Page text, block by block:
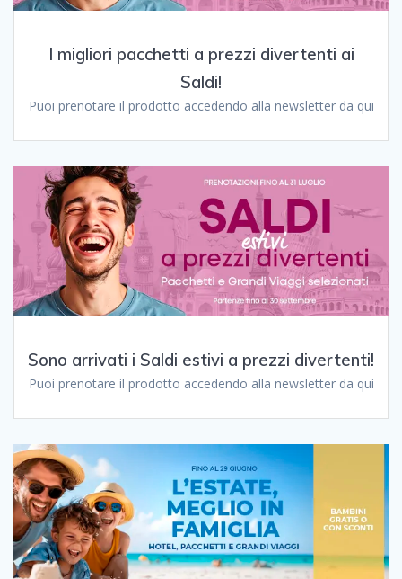
I migliori pacchetti a prezzi divertenti ai
Saldi!
Puoi prenotare il prodotto accedendo alla newsletter da qui
Sono arrivati ​​i Saldi estivi a prezzi divertenti!
Puoi prenotare il prodotto accedendo alla newsletter da qui